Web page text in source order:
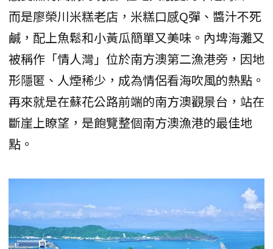
而是廖榮川米糕老店，米糕口感Q彈、醬汁不死
鹹，配上魚鬆和小黃瓜簡單又美味。內埤海灘又
被稱作「情人灣」位於南方澳第二漁港旁，因地
形隱匿、人煙稀少，成為情侶看海吹風的熱點。
再來就是在蘇花公路前端的南方澳觀景台，站在
斷崖上瞭望，是飽覽整個南方澳漁港的最佳地
點。